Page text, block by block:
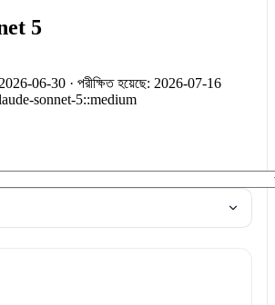
5
06-30 · পরীক্ষিত হয়েছে: 2026-07-16
sonnet-5::medium